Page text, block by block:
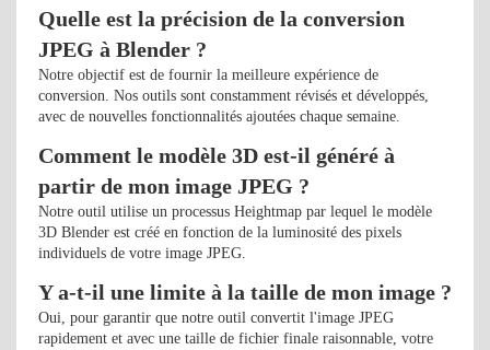
Quelle est la précision de la conversion
JPEG à Blender ?
Notre objectif est de fournir la meilleure expérience de
conversion. Nos outils sont constamment révisés et développés,
avec de nouvelles fonctionnalités ajoutées chaque semaine.
Comment le modèle 3D est-il généré à
partir de mon image JPEG ?
Notre outil utilise un processus Heightmap par lequel le modèle
3D Blender est créé en fonction de la luminosité des pixels
individuels de votre image JPEG.
Y a-t-il une limite à la taille de mon image ?
Oui, pour garantir que notre outil convertit l'image JPEG
rapidement et avec une taille de fichier finale raisonnable, votre